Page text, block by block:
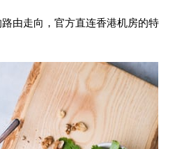
由走向，官方直连香港机房的特